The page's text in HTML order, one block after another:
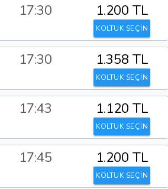
17:30 1.200 TL
KOLTUK SEÇİN
17:30 1.358 TL
KOLTUK SEÇİN
17:43 1.120 TL
KOLTUK SEÇİN
17:45 1.200 TL
KOLTUK SEÇİN